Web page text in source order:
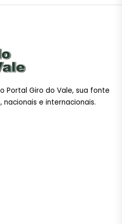
Portal Giro do Vale, sua fonte
e internacionais.